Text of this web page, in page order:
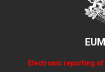
Electronic reporting of